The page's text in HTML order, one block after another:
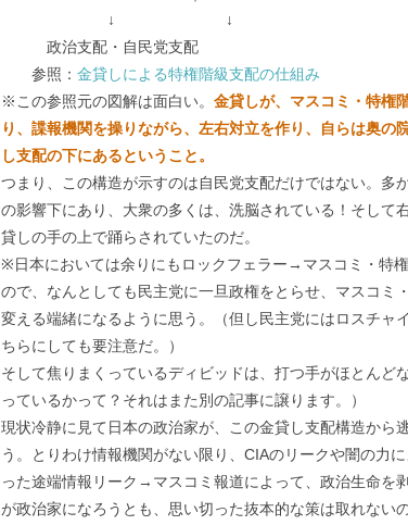
↓ ↓
政治支配・自民党支配
参照： 金貸しによる特権階級支配の仕組み
※この参照元の図解は面白い。 金貸しが、マスコミ・特権
り、諜報機関を操りながら、左右対立を作り、自らは奥の
し支配の下にあるということ。
つまり、この構造が示すのは自民党支配だけではない。多
の影響下にあり、大衆の多くは、洗脳されている！そして
貸しの手の上で踊らされていたのだ。
※日本においては余りにもロックフェラー→マスコミ・特
ので、なんとしても民主党に一旦政権をとらせ、マスコミ
変える端緒になるように思う。（但し民主党にはロスチャ
ちらにしても要注意だ。）
そして焦りまくっているディビッドは、打つ手がほとんど
っているかって？それはまた別の記事に譲ります。）
現状冷静に見て日本の政治家が、この金貸し支配構造から
う。とりわけ情報機関がない限り、CIAのリークや闇の力
った途端情報リーク→マスコミ報道によって、政治生命を
が政治家になろうとも、思い切った抜本的な策は取れない